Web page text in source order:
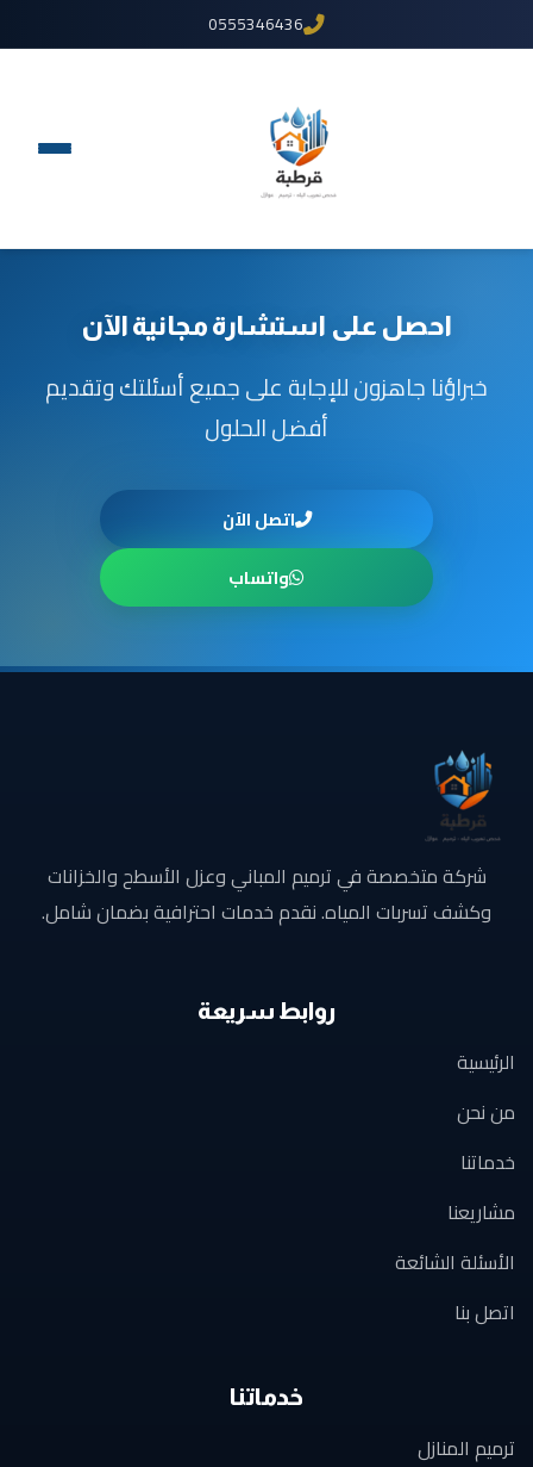
0555346436
احصل على استشارة مجانية الآن
خبراؤنا جاهزون للإجابة على جميع أسئلتك وتقديم
أفضل الحلول
اتصل الآن
واتساب
شركة متخصصة في ترميم المباني وعزل الأسطح والخزانات
وكشف تسربات المياه. نقدم خدمات احترافية بضمان شامل.
روابط سريعة
الرئيسية
من نحن
خدماتنا
مشاريعنا
الأسئلة الشائعة
اتصل بنا
خدماتنا
ترميم المنازل